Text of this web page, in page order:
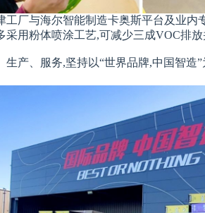
厂与海尔智能制造卡奥斯平台及业
用粉体喷涂工艺,可减少三成VOC排放
产、服务,坚持以“世界品牌,中国智